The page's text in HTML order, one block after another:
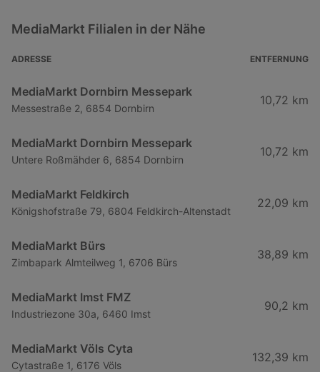
MediaMarkt Filialen in der Nähe
ADRESSE ENTFERNUNG
MediaMarkt Dornbirn Messepark
Messestraße 2, 6854 Dornbirn
10,72 km
MediaMarkt Dornbirn Messepark
Untere Roßmähder 6, 6854 Dornbirn
10,72 km
MediaMarkt Feldkirch
Königshofstraße 79, 6804 Feldkirch-Altenstadt
22,09 km
MediaMarkt Bürs
Zimbapark Almteilweg 1, 6706 Bürs
38,89 km
MediaMarkt Imst FMZ
Industriezone 30a, 6460 Imst
90,2 km
MediaMarkt Völs Cyta
Cytastraße 1, 6176 Völs
132,39 km